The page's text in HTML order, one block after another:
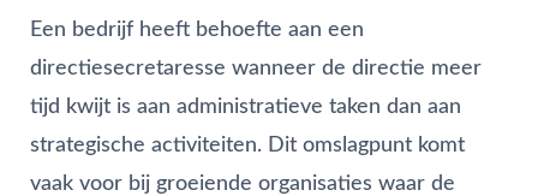
Een bedrijf heeft behoefte aan een
directiesecretaresse wanneer de directie meer
tijd kwijt is aan administratieve taken dan aan
strategische activiteiten. Dit omslagpunt komt
vaak voor bij groeiende organisaties waar de